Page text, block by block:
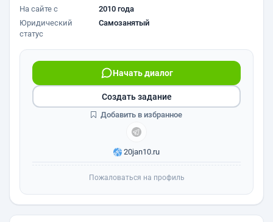
На сайте с
2010 года
Юридический
статус
Самозанятый
Начать диалог
20jan10.ru
Создать задание
Добавить в избранное
Пожаловаться на профиль